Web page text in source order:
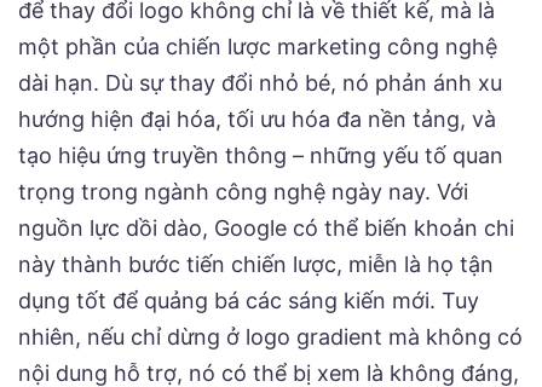
để thay đổi logo không chỉ là về thiết kế, mà là
một phần của chiến lược marketing công nghệ
dài hạn. Dù sự thay đổi nhỏ bé, nó phản ánh xu
hướng hiện đại hóa, tối ưu hóa đa nền tảng, và
tạo hiệu ứng truyền thông – những yếu tố quan
trọng trong ngành công nghệ ngày nay. Với
nguồn lực dồi dào, Google có thể biến khoản chi
này thành bước tiến chiến lược, miễn là họ tận
dụng tốt để quảng bá các sáng kiến mới. Tuy
nhiên, nếu chỉ dừng ở logo gradient mà không có
nội dung hỗ trợ, nó có thể bị xem là không đáng,